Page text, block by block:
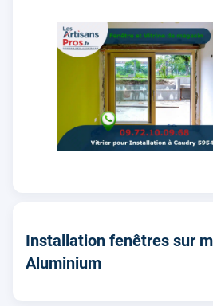
Installation fenêtres sur
Aluminium